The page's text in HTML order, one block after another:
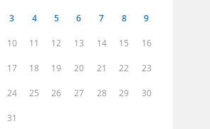
3 4 5 6 7 8 9
10 11 12 13 14 15 16
17 18 19 20 21 22 23
24 25 26 27 28 29 30
31